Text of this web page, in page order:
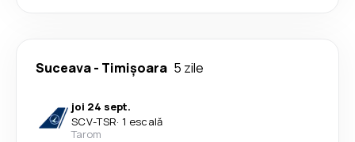
Suceava- Timișoara 5 zile
joi 24 sept.
SCV-TSR· 1 escală
Tarom